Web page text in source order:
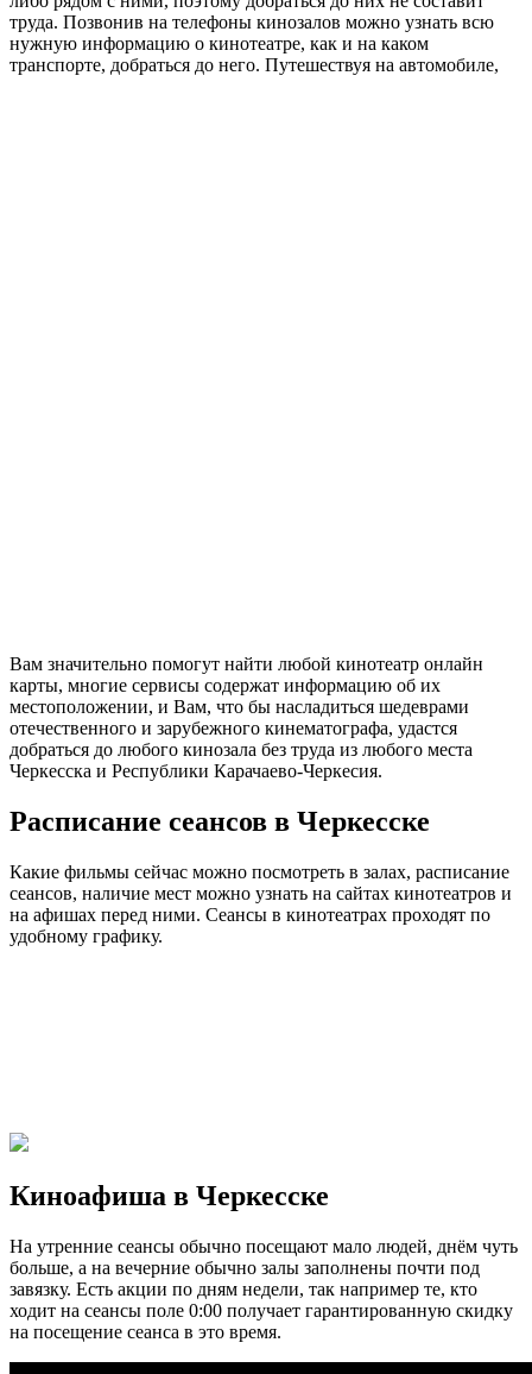
труда. Позвонив на телефоны кинозалов можно узнать всю
нужную информацию о кинотеатре, как и на каком
транспорте, добраться до него. Путешествуя на автомобиле,
Вам значительно помогут найти любой кинотеатр онлайн
карты, многие сервисы содержат информацию об их
местоположении, и Вам, что бы насладиться шедеврами
отечественного и зарубежного кинематографа, удастся
добраться до любого кинозала без труда из любого места
Черкесска и Республики Карачаево-Черкесия.
Расписание сеансов в Черкесске
Какие фильмы сейчас можно посмотреть в залах, расписание
сеансов, наличие мест можно узнать на сайтах кинотеатров и
на афишах перед ними. Сеансы в кинотеатрах проходят по
удобному графику.
Киноафиша в Черкесске
На утренние сеансы обычно посещают мало людей, днём чуть
больше, а на вечерние обычно залы заполнены почти под
завязку. Есть акции по дням недели, так например те, кто
ходит на сеансы поле 0:00 получает гарантированную скидку
на посещение сеанса в это время.